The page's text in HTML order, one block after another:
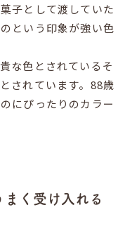
子として渡していた
という印象が強い色
な色とされているそ
されています。88歳
にぴったりのカラー
く受け入れる